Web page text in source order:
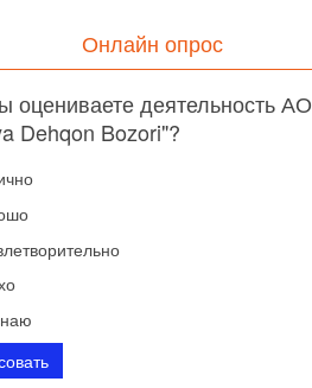
Онлайн опрос
оцениваете деятельность АО
Dehqon Bozori"?